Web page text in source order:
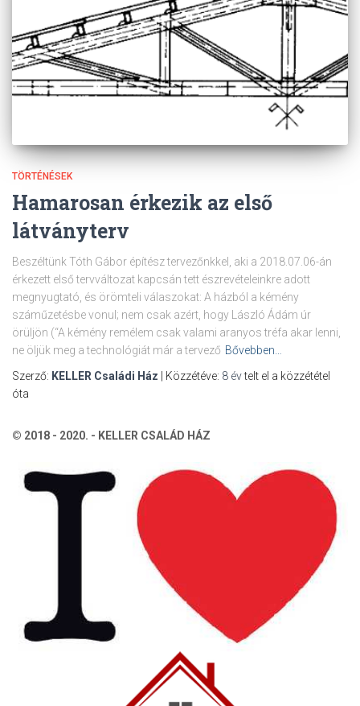
TÖRTÉNÉSEK
Hamarosan érkezik az első
látványterv
Beszéltünk Tóth Gábor építész tervezőnkkel, aki a 2018.07.06-án
érkezett első tervváltozat kapcsán tett észrevételeinkre adott
megnyugtató, és örömteli válaszokat: A házból a kémény
száműzetésbe vonul; nem csak azért, hogy László Ádám úr
örüljön (“A kémény remélem csak valami aranyos tréfa akar lenni,
ne öljük meg a technológiát már a tervező Bővebben…
Szerző: KELLER Családi Ház | Közzétéve: 8 évtelt el a közzététel
óta
© 2018 - 2020. - KELLER CSALÁD HÁZ